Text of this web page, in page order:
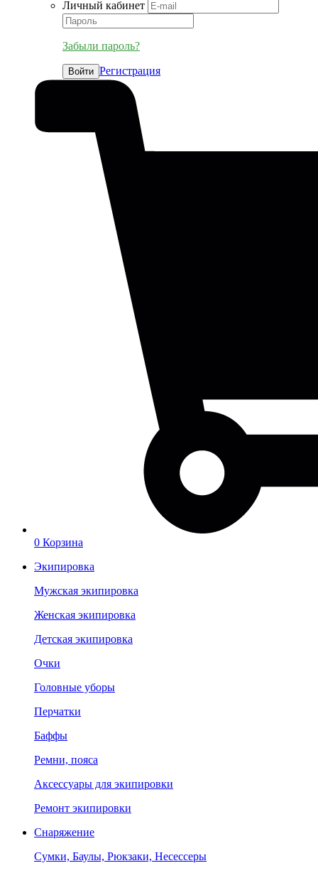
Личный кабинет
Забыли пароль?
Войти Регистрация
0 Корзина
Экипировка
Мужская экипировка
Женская экипировка
Детская экипировка
Очки
Головные уборы
Перчатки
Баффы
Ремни, пояса
Аксессуары для экипировки
Ремонт экипировки
Снаряжение
Сумки, Баулы, Рюкзаки, Несессеры